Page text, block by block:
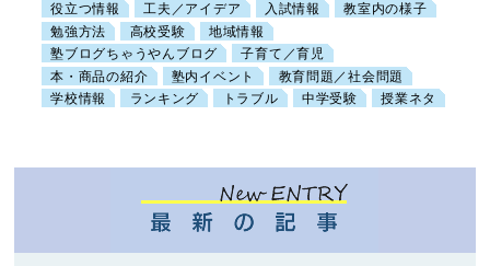
役立つ情報
工夫／アイデア 入試情報
教室内の様子
勉強方法
高校受験
地域情報
塾ブログちゃうやんブログ
子育て／育児
本・商品の紹介
塾内イベント
教育問題／社会問題
学校情報
ランキング トラブル 中学受験 授業ネタ